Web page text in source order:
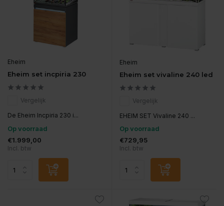
Eheim
Eheim set incpiria 230
Vergelijk
De Eheim Incpiria 230 i...
Op voorraad
€1.999,00
Incl. btw
Eheim
Eheim set vivaline 240 led
Vergelijk
EHEIM SET Vivaline 240 ...
Op voorraad
€729,95
Incl. btw